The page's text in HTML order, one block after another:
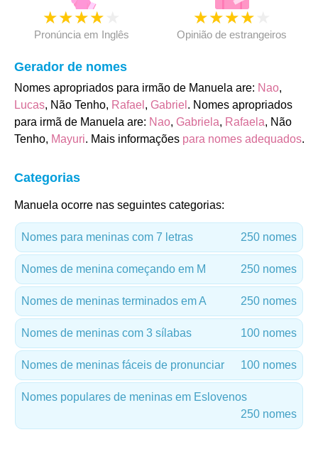
★★★★
Pronúncia em Inglês
★★★★
Opinião de estrangeiros
Gerador de nomes
Nomes apropriados para irmão de Manuela are: Nao,
Lucas, Não Tenho, Rafael , Gabriel . Nomes apropriados
para irmã de Manuela are: Nao, Gabriela, Rafaela, Não
Tenho, Mayuri. Mais informações para nomes adequados.
Categorias
Manuela ocorre nas seguintes categorias:
Nomes para meninas com 7 letras 250 nomes
Nomes de menina começando em M 250 nomes
Nomes de meninas terminados em A 250 nomes
Nomes de meninas com 3 sílabas 100 nomes
Nomes de meninas fáceis de pronunciar 100 nomes
Nomes populares de meninas em Eslovenos
250 nomes